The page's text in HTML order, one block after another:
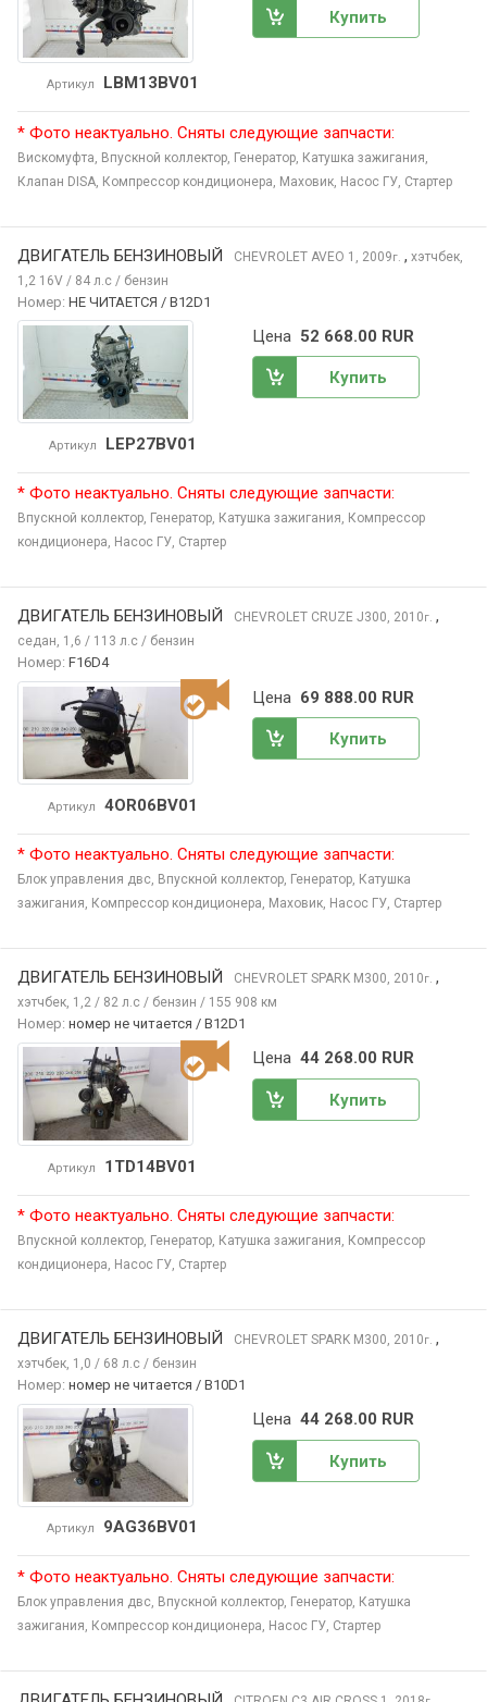
Артикул LBM13BV01
Купить
* Фото неактуально. Сняты следующие запчасти:
Вискомуфта, Впускной коллектор, Генератор, Катушка зажигания,
Клапан DISA, Компрессор кондиционера, Маховик, Насос ГУ, Стартер
ДВИГАТЕЛЬ БЕНЗИНОВЫЙ CHEVROLET AVEO 1, 2009г. , хэтчбек,
1,2 16V / 84 л.с / бензин
Номер: НЕ ЧИТАЕТСЯ / B12D1
Артикул LEP27BV01
Цена 52 668.00 RUR
Купить
* Фото неактуально. Сняты следующие запчасти:
Впускной коллектор, Генератор, Катушка зажигания, Компрессор
кондиционера, Насос ГУ, Стартер
ДВИГАТЕЛЬ БЕНЗИНОВЫЙ CHEVROLET CRUZE J300, 2010г. ,
седан, 1,6 / 113 л.с / бензин
Номер: F16D4
Артикул 4OR06BV01
Цена 69 888.00 RUR
Купить
* Фото неактуально. Сняты следующие запчасти:
Блок управления двс, Впускной коллектор, Генератор, Катушка
зажигания, Компрессор кондиционера, Маховик, Насос ГУ, Стартер
ДВИГАТЕЛЬ БЕНЗИНОВЫЙ CHEVROLET SPARK M300, 2010г. ,
хэтчбек, 1,2 / 82 л.с / бензин / 155 908 км
Номер: номер не читается / B12D1
Артикул 1TD14BV01
Цена 44 268.00 RUR
Купить
* Фото неактуально. Сняты следующие запчасти:
Впускной коллектор, Генератор, Катушка зажигания, Компрессор
кондиционера, Насос ГУ, Стартер
ДВИГАТЕЛЬ БЕНЗИНОВЫЙ CHEVROLET SPARK M300, 2010г. ,
хэтчбек, 1,0 / 68 л.с / бензин
Номер: номер не читается / B10D1
Артикул 9AG36BV01
Цена 44 268.00 RUR
Купить
* Фото неактуально. Сняты следующие запчасти:
Блок управления двс, Впускной коллектор, Генератор, Катушка
зажигания, Компрессор кондиционера, Насос ГУ, Стартер